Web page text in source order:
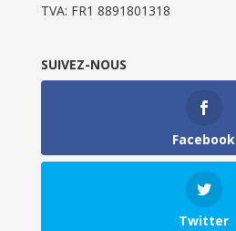
TVA: FR1 8891801318
SUIVEZ-NOUS
Facebook
Twitter